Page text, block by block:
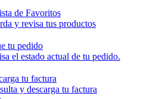
de Favoritos
y revisa tus productos
tu pedido
el estado actual de tu pedido.
tu factura
y descarga tu factura